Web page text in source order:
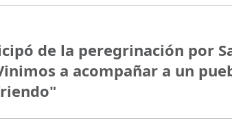
de la peregrinación por
a acompañar a un